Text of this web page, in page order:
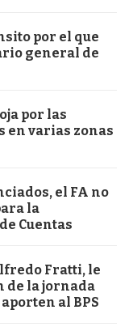
por el que
general de
por las
en varias zonas
el FA no
la
Cuentas
Fratti, le
de la jornada
al BPS